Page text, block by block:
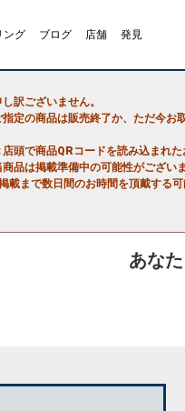
ング ブログ 店舗 発見
し訳ございません。
指定の商品は販売終了か、ただ今お
店頭で商品QRコードを読み込まれた
商品は掲載準備中の可能性がござい
載まで数日間のお時間を頂戴する可
あな